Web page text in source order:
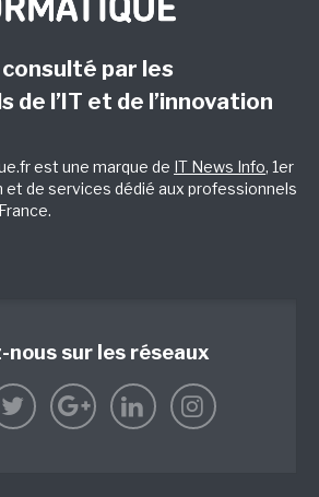
par les
de l’IT et de l’innovation
est une marque de IT News Info, 1er
et de services dédié aux professionnels
nous sur les réseaux